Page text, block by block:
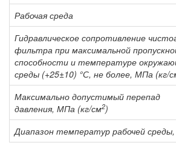
Рабочая среда
Гидравлическое сопротивление
фильтра при максимальной
способности и температуре
среды (+25±10) °С, не более, МПа (кг/
Максимально допустимый перепад
давления, МПа (кг/см2)
Диапазон температур рабочей